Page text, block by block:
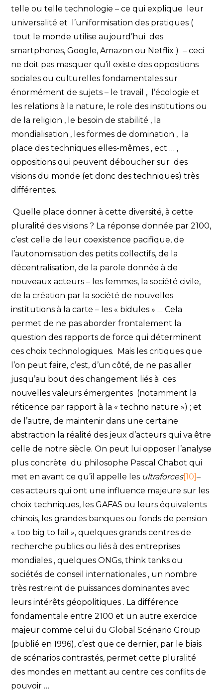
telle ou telle technologie – ce qui explique leur
universalité et l’uniformisation des pratiques (
tout le monde utilise aujourd’hui des
smartphones, Google, Amazon ou Netflix ) – ceci
ne doit pas masquer qu’il existe des oppositions
sociales ou culturelles fondamentales sur
énormément de sujets – le travail , l’écologie et
les relations à la nature, le role des institutions ou
de la religion , le besoin de stabilité , la
mondialisation , les formes de domination , la
place des techniques elles-mêmes , ect … ,
oppositions qui peuvent déboucher sur des
visions du monde (et donc des techniques) très
différentes.
Quelle place donner à cette diversité, à cette
pluralité des visions ? La réponse donnée par 2100,
c’est celle de leur coexistence pacifique, de
l’autonomisation des petits collectifs, de la
décentralisation, de la parole donnée à de
nouveaux acteurs – les femmes, la société civile,
de la création par la société de nouvelles
institutions à la carte – les « bidules » … Cela
permet de ne pas aborder frontalement la
question des rapports de force qui déterminent
ces choix technologiques. Mais les critiques que
l’on peut faire, c’est, d’un côté, de ne pas aller
jusqu’au bout des changement liés à ces
nouvelles valeurs émergentes (notamment la
réticence par rapport à la « techno nature ») ; et
de l’autre, de maintenir dans une certaine
abstraction la réalité des jeux d’acteurs qui va être
celle de notre siècle. On peut lui opposer l’analyse
plus concrète du philosophe Pascal Chabot qui
met en avant ce qu’il appelle les ultraforces[10]–
ces acteurs qui ont une influence majeure sur les
choix techniques, les GAFAS ou leurs équivalents
chinois, les grandes banques ou fonds de pension
« too big to fail », quelques grands centres de
recherche publics ou liés à des entreprises
mondiales , quelques ONGs, think tanks ou
sociétés de conseil internationales , un nombre
très restreint de puissances dominantes avec
leurs intérêts géopolitiques . La différence
fondamentale entre 2100 et un autre exercice
majeur comme celui du Global Scénario Group
(publié en 1996), c’est que ce dernier, par le biais
de scénarios contrastés, permet cette pluralité
des mondes en mettant au centre ces conflits de
pouvoir …